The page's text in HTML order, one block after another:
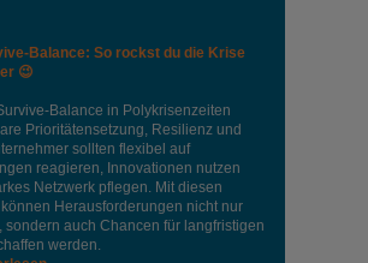
Balance: So rockst du die Krise
😉
Balance in Polykrisenzeiten
Prioritätensetzung, Resilienz und
sollten flexibel auf
reagieren, Innovationen nutzen
Netzwerk pflegen. Mit diesen
Herausforderungen nicht nur
sondern auch Chancen für langfristigen
werden.